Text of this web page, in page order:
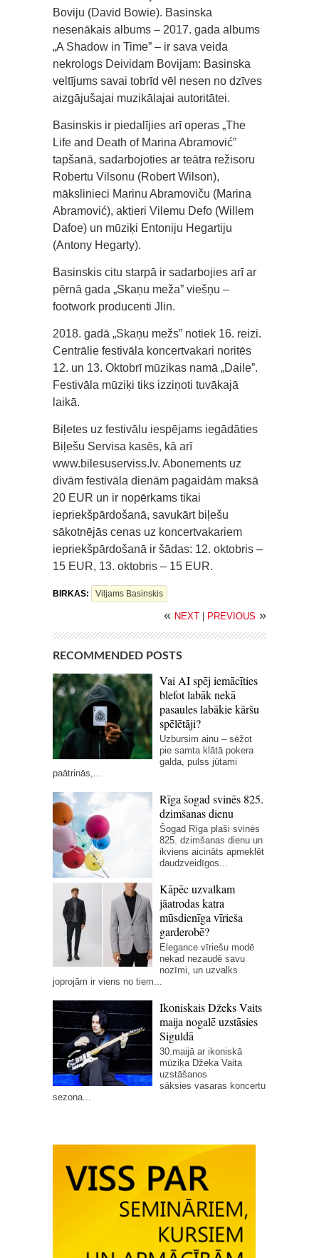
Boviju (David Bowie). Basinska
nesenākais albums – 2017. gada albums
„A Shadow in Time” – ir sava veida
nekrologs Deividam Bovijam: Basinska
veltījums savai tobrīd vēl nesen no dzīves
aizgājušajai muzikālajai autoritātei.
Basinskis ir piedalījies arī operas „The
Life and Death of Marina Abramović”
tapšanā, sadarbojoties ar teātra režisoru
Robertu Vilsonu (Robert Wilson),
mākslinieci Marinu Abramoviču (Marina
Abramović), aktieri Vilemu Defo (Willem
Dafoe) un mūziķi Entoniju Hegartiju
(Antony Hegarty).
Basinskis citu starpā ir sadarbojies arī ar
pērnā gada „Skaņu meža” viešņu –
footwork producenti Jlin.
2018. gadā „Skaņu mežs” notiek 16. reizi.
Centrālie festivāla koncertvakari noritēs
12. un 13. Oktobrī mūzikas namā „Daile”.
Festivāla mūziķi tiks izziņoti tuvākajā
laikā.
Biļetes uz festivālu iespējams iegādāties
Biļešu Servisa kasēs, kā arī
www.bilesuserviss.lv. Abonements uz
divām festivāla dienām pagaidām maksā
20 EUR un ir nopērkams tikai
iepriekšpārdošanā, savukārt biļešu
sākotnējās cenas uz koncertvakariem
iepriekšpārdošanā ir šādas: 12. oktobris –
15 EUR, 13. oktobris – 15 EUR.
BIRKAS: Viljams Basinskis
« NEXT PREVIOUS »
RECOMMENDED POSTS
Vai AI spēj iemācīties
blefot labāk nekā
pasaules labākie kāršu
spēlētāji?
Uzbursim ainu – sēžot
pie samta klātā pokera
galda, pulss jūtami
paātrinās,...
Rīga šogad svinēs 825.
dzimšanas dienu
Šogad Rīga plaši svinēs
825. dzimšanas dienu un
ikviens aicināts apmeklēt
daudzveidīgos...
Kāpēc uzvalkam
jāatrodas katra
mūsdienīga vīrieša
garderobē?
Elegance vīriešu modē
nekad nezaudē savu
nozīmi, un uzvalks
joprojām ir viens no tiem...
Ikoniskais Džeks Vaits
maija nogalē uzstāsies
Siguldā
30.maijā ar ikoniskā
mūziķa Džeka Vaita
uzstāšanos
sāksies vasaras koncertu
sezona...